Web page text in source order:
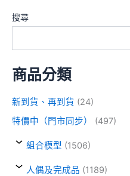
搜尋
商品分類
新到貨、再到貨 (24)
特價中（門市同步）
(497)
組合模型 (1506)
人偶及完成品 (1189)